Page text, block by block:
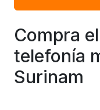
Compra
telefonía
Surinam